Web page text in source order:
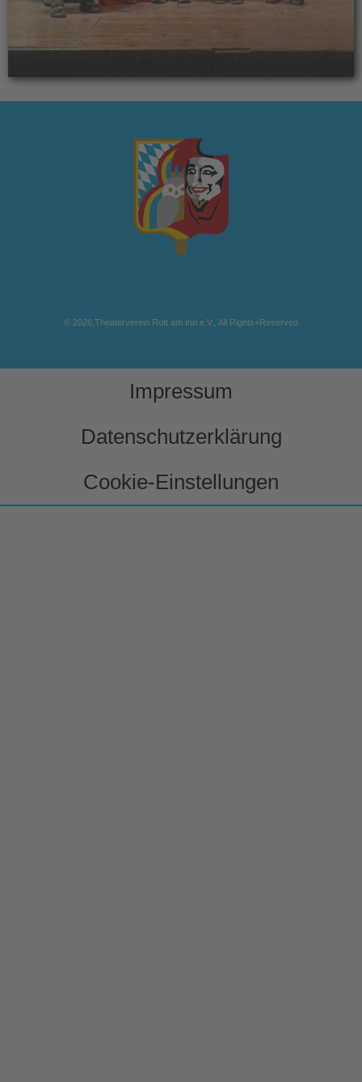
© 2026,Theaterverein Rott am Inn e.V., All Rights+Reserved
Impressum
Datenschutzerklärung
Cookie-Einstellungen